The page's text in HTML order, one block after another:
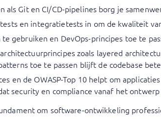
als Git en CI/CD-pipelines borg je
en integratietests in om de kwaliteit
gebruiken en DevOps-principes toe te
zoals layered
toe te passen blijft de codebase
en de OWASP-Top 10 helpt om
security en compliance vanaf het
om software-ontwikkeling